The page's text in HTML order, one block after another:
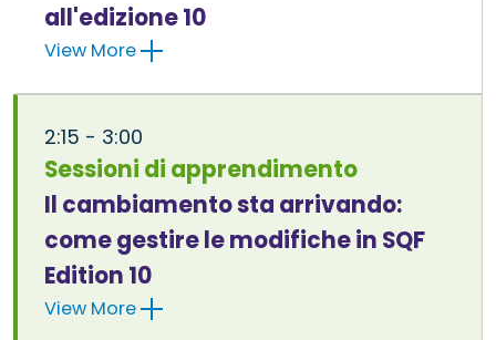
all'edizione 10
View More
2:15 - 3:00
Sessioni di apprendimento
Il cambiamento sta arrivando:
come gestire le modifiche in SQF
Edition 10
View More